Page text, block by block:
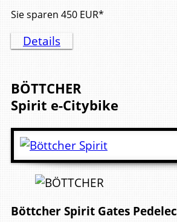
Sie sparen 450 EUR*
Details
BÖTTCHER
Spirit e-Citybike
Böttcher Spirit Gates Pedelec